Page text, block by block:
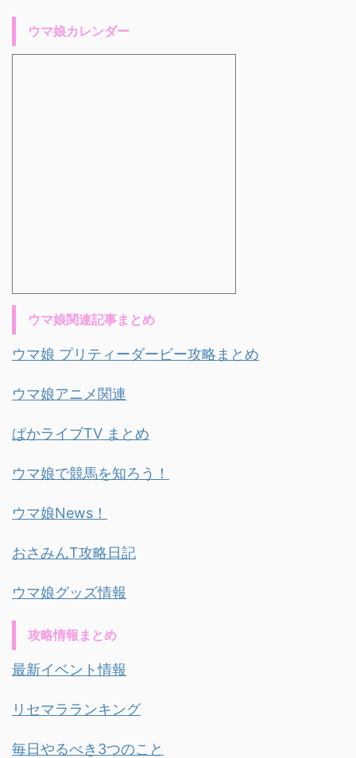
ウマ娘カレンダー
ウマ娘関連記事まとめ
ウマ娘 プリティーダービー攻略まとめ
ウマ娘アニメ関連
ぱかライブTV まとめ
ウマ娘で競馬を知ろう！
ウマ娘News！
おさみんT攻略日記
ウマ娘グッズ情報
攻略情報まとめ
最新イベント情報
リセマラランキング
毎日やるべき3つのこと